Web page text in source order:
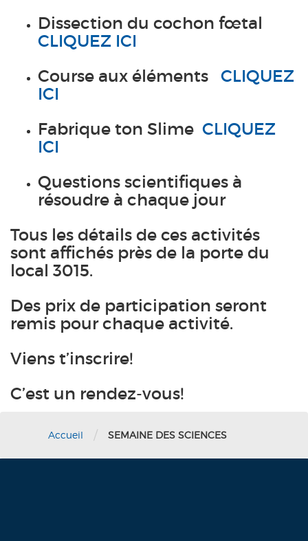
Dissection du cochon fœtal
CLIQUEZ ICI
Course aux éléments CLIQUEZ
ICI
Fabrique ton Slime CLIQUEZ
ICI
Questions scientifiques à
résoudre à chaque jour
Tous les détails de ces activités
sont affichés près de la porte du
local 3015.
Des prix de participation seront
remis pour chaque activité.
Viens t’inscrire!
C’est un rendez-vous!
Accueil / SEMAINE DES SCIENCES